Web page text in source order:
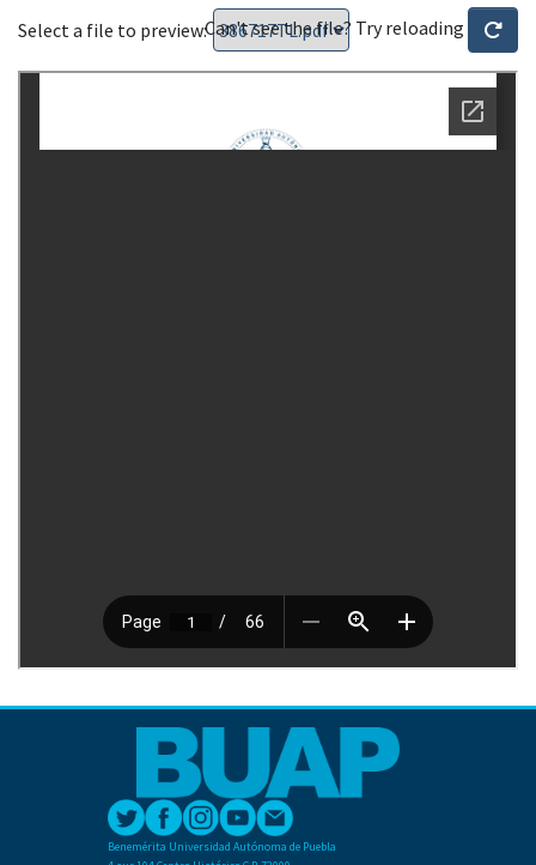
Select a file to preview:Can't see the file? Try reloading
Benemérita Universidad Autónoma de Puebla